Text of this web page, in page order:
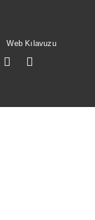
Web Kılavuzu